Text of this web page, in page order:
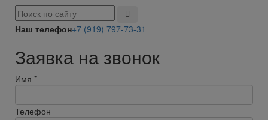
Наш телефон+7 (919) 797-73-31
Заявка на звонок
Имя *
Телефон